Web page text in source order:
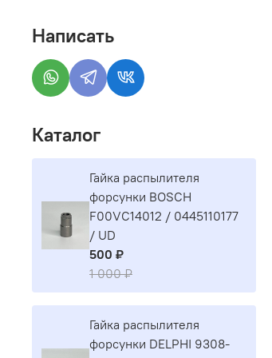
Написать
Каталог
Гайка распылителя
форсунки BOSCH
F00VC14012 / 0445110177
/ UD
500 ₽
1 000 ₽
Гайка распылителя
форсунки DELPHI 9308-